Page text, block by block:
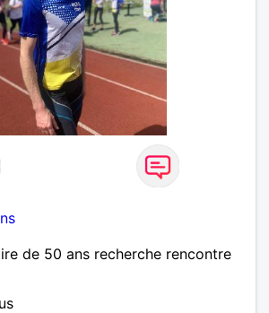
de 50 ans recherche rencontre